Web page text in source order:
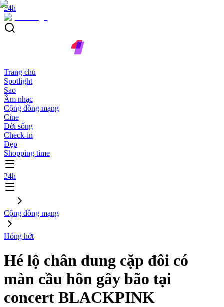
24h
Trang chủ
Spotlight
Sao
Âm nhạc
Cộng đồng mạng
Cine
Đời sống
Check-in
Đẹp
Shopping time
24h
Cộng đồng mạng
Hóng hớt
Hé lộ chân dung cặp đôi có
màn cầu hôn gây bão tại
concert BLACKPINK